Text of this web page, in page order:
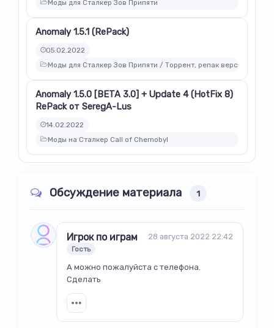
Моды для Сталкер Зов Припяти
Anomaly 1.5.1 (RePack)
05.02.2022
Моды для Сталкер Зов Припяти / Торрент, репак версии модов
Anomaly 1.5.0 [BETA 3.0] + Update 4 (HotFix 8)
RePack от SeregA-Lus
14.02.2022
Моды на Сталкер Call of Chernobyl
Обсуждение материала 1
Игрок по играм
Гость
28 августа 2022 22:42
А можно пожалуйста с телефона.
Сделать